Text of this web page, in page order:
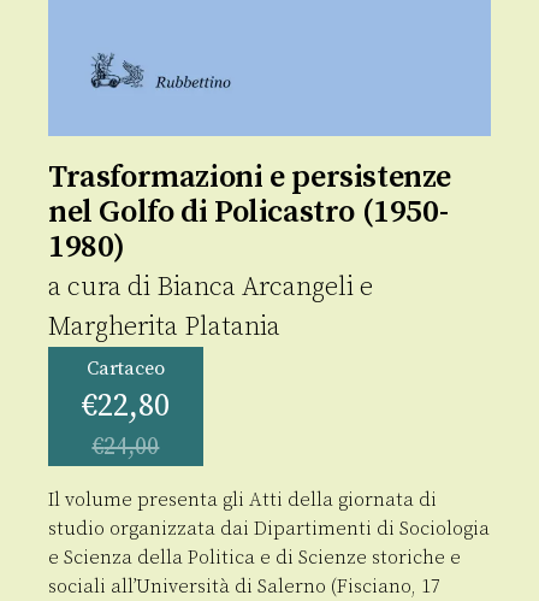
Trasformazioni e persistenze
nel Golfo di Policastro (1950-
1980)
a cura di Bianca Arcangelie
Margherita Platania
Cartaceo
€22,80
€24,00
Il volume presenta gli Atti della giornata di
studio organizzata dai Dipartimenti di Sociologia
e Scienza della Politica e di Scienze storiche e
sociali all’Università di Salerno (Fisciano, 17